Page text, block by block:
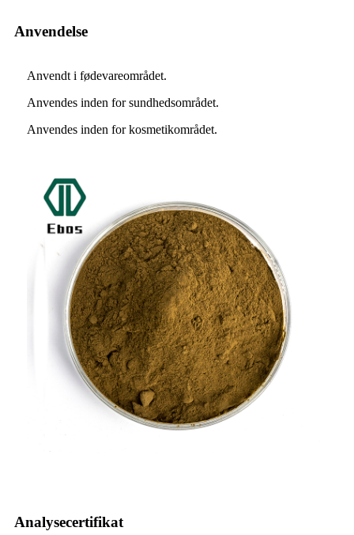
Anvendelse
Anvendt i fødevareområdet.
Anvendes inden for sundhedsområdet.
Anvendes inden for kosmetikområdet.
Analysecertifikat